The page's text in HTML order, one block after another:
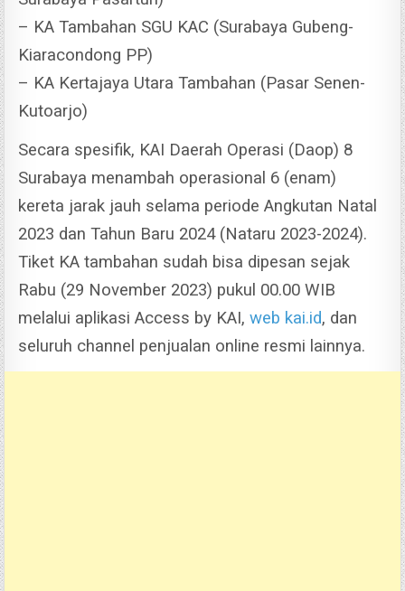
– KA Tambahan SGU KAC (Surabaya Gubeng-
Kiaracondong PP)
– KA Kertajaya Utara Tambahan (Pasar Senen-
Kutoarjo)
Secara spesifik, KAI Daerah Operasi (Daop) 8
Surabaya menambah operasional 6 (enam)
kereta jarak jauh selama periode Angkutan Natal
2023 dan Tahun Baru 2024 (Nataru 2023-2024).
Tiket KA tambahan sudah bisa dipesan sejak
Rabu (29 November 2023) pukul 00.00 WIB
melalui aplikasi Access by KAI,web kai.id, dan
seluruh channel penjualan online resmi lainnya.